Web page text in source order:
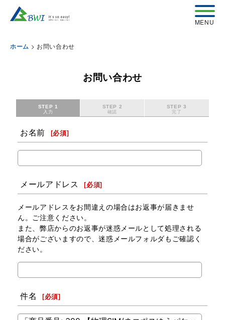
ホーム > お問い合わせ
お問い合わせ
STEP 1
入力
STEP 2
確認
STEP 3
完了
お名前 [必須]
メールアドレス [必須]
メールアドレスをお間違えの場合はお返事が届きませ
ん。ご注意ください。
また、弊店からのお返事が迷惑メールとして処理される
場合がございますので、迷惑メールフォルダもご確認く
ださい。
件名 [必須]